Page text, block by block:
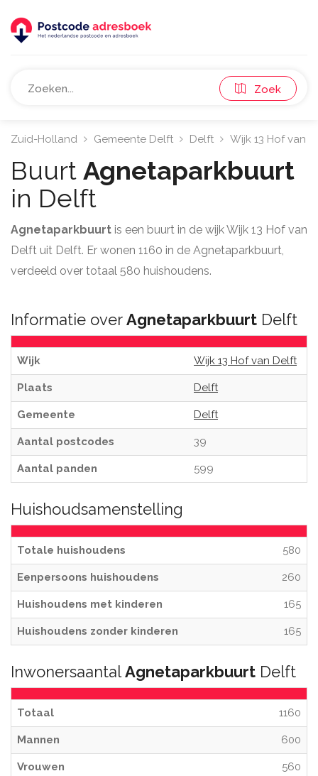
Zoek
Zuid-Holland Gemeente Delft Delft Wijk 13 Hof van
Buurt Agnetaparkbuurt
in Delft
Agnetaparkbuurt is een buurt in de wijk Wijk 13 Hof van
Delft uit Delft. Er wonen 1160 in de Agnetaparkbuurt,
verdeeld over totaal 580 huishoudens.
Informatie overAgnetaparkbuurt Delft
Wijk Wijk 13 Hof van Delft
Plaats Delft
Gemeente Delft
Aantal postcodes 39
Aantal panden 599
Huishoudsamenstelling
Totale huishoudens 580
Eenpersoons huishoudens 260
Huishoudens met kinderen 165
Huishoudens zonder kinderen 165
InwonersaantalAgnetaparkbuurt Delft
Totaal 1160
Mannen 600
Vrouwen 560